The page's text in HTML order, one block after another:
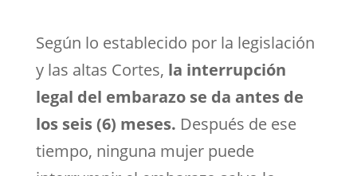
Según lo establecido por la legislación
y las altas Cortes, la interrupción
legal del embarazo se da antes de
los seis (6) meses. Después de ese
tiempo, ninguna mujer puede